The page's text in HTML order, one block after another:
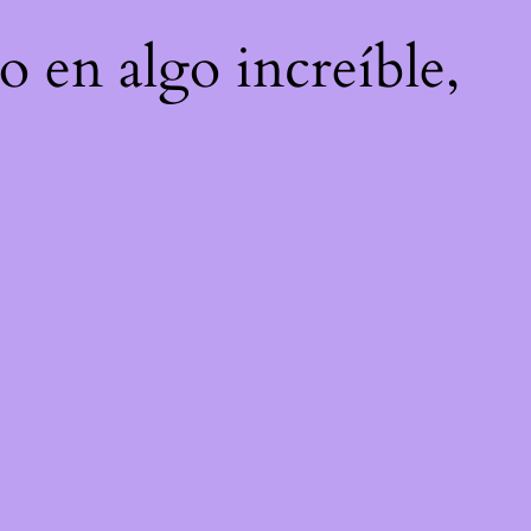
en algo increíble,